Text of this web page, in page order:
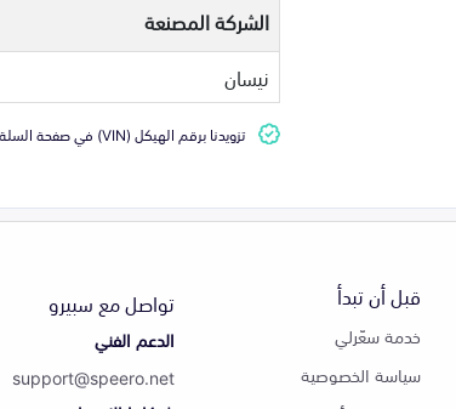
الشركة المصنعة
نيسان
تزويدنا برقم الهيكل (VIN) في صفحة السلة يضمن التطابق التام للقطعة مع سيارتك
قبل أن تبدأ
خدمة سعّرلي
سياسة الخصوصية
تواصل مع سبيرو
الدعم الفني
support@speero.net